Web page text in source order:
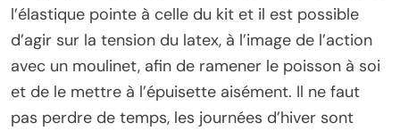
l’élastique pointe à celle du kit et il est possible
d’agir sur la tension du latex, à l’image de l’action
avec un moulinet, afin de ramener le poisson à soi
et de le mettre à l’épuisette aisément. Il ne faut
pas perdre de temps, les journées d’hiver sont